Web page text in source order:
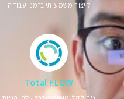
קיצור משמעותי בזמני עבודה
Total FLOW